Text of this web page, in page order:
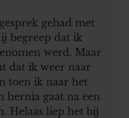
gehad met
begreep dat ik
werd. Maar
dat ik weer naar
toen ik naar het
hernia gaat na een
Helaas liep het bij